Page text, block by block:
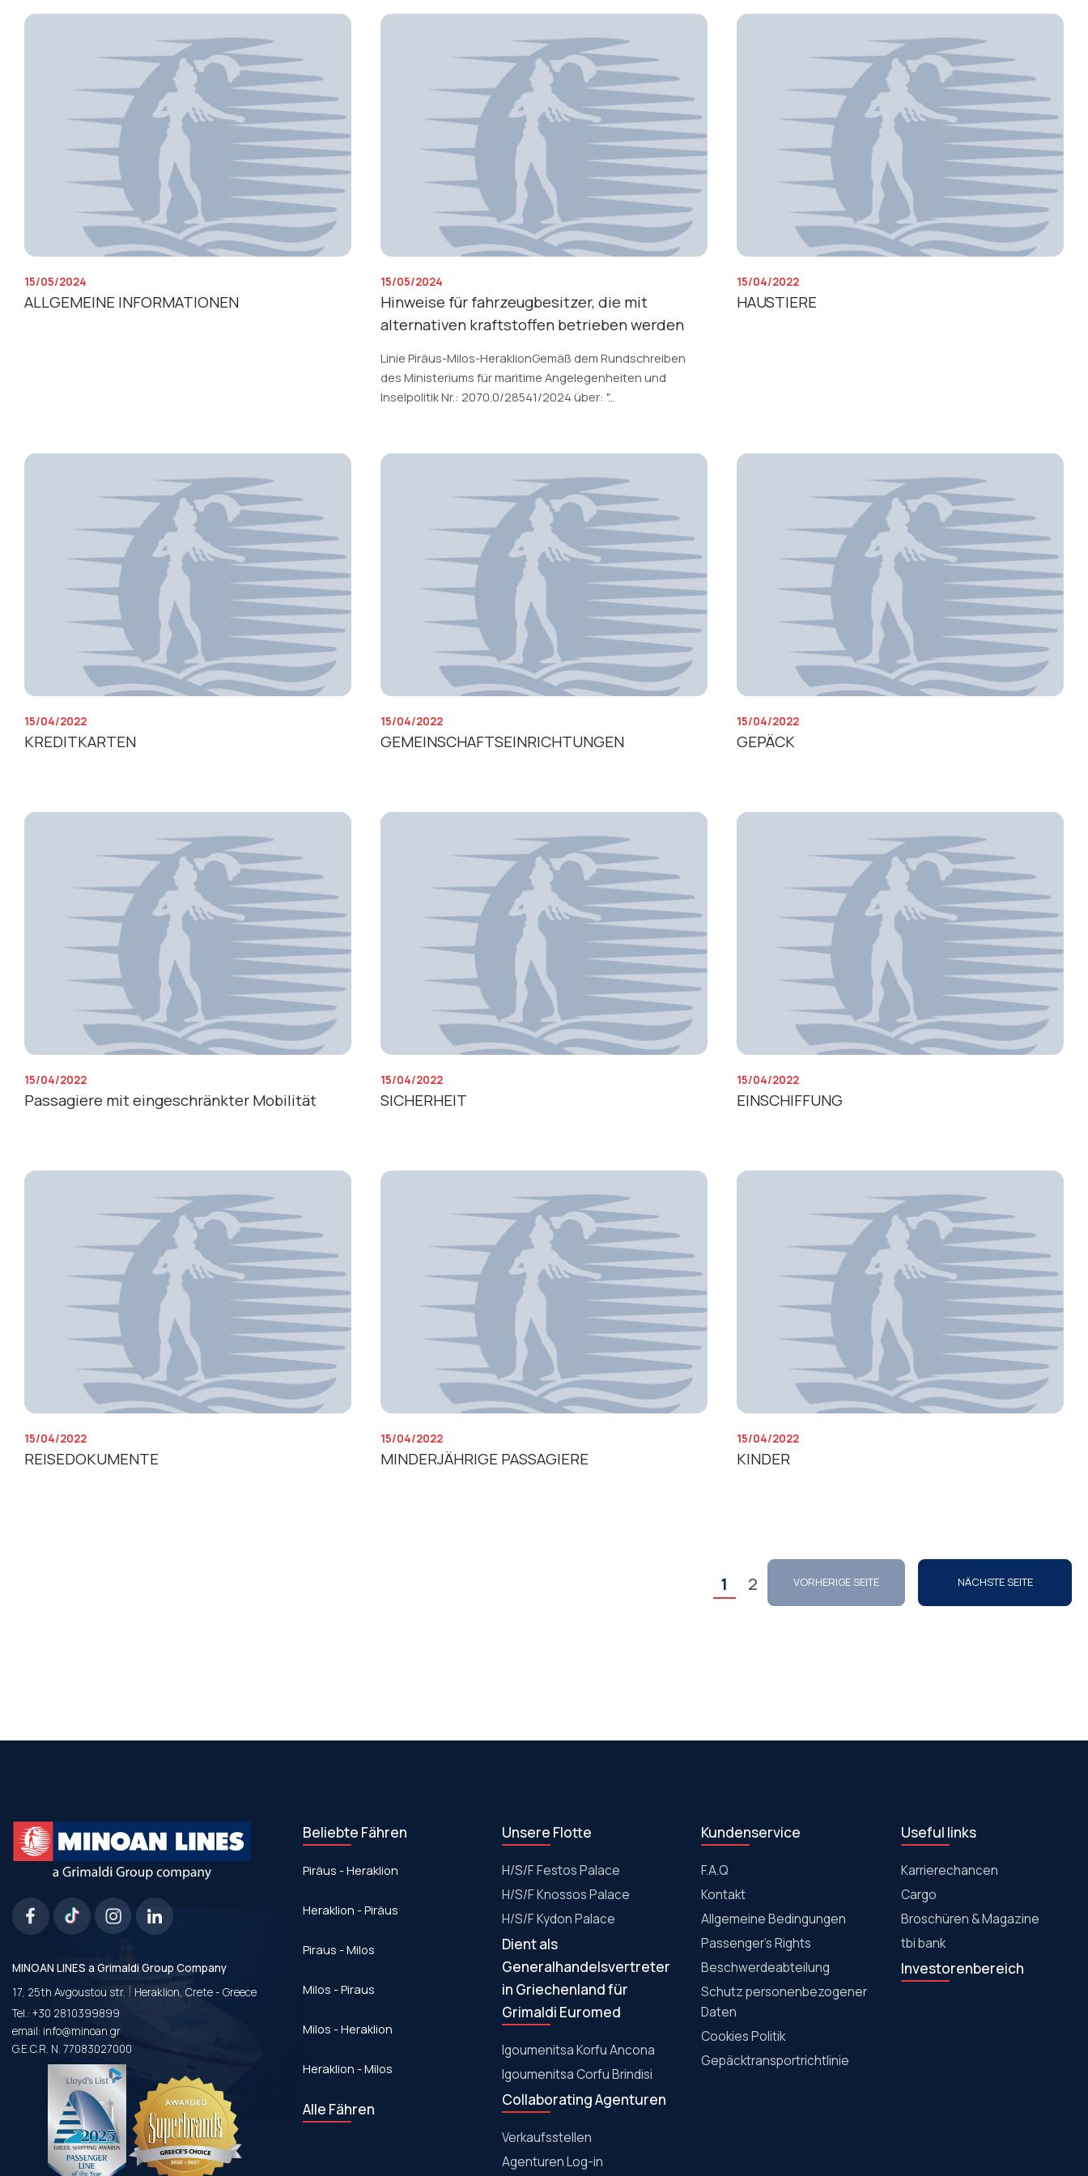
15/05/2024
ALLGEMEINE INFORMATIONEN
15/05/2024
Hinweise für fahrzeugbesitzer, die mit
alternativen kraftstoffen betrieben werden
Linie Piräus-Milos-HeraklionGemäß dem Rundschreiben
des Ministeriums für maritime Angelegenheiten und
Inselpolitik Nr.: 2070.0/28541/2024 über: "...
15/04/2022
HAUSTIERE
15/04/2022
KREDITKARTEN
15/04/2022
GEMEINSCHAFTSEINRICHTUNGEN
15/04/2022
GEPÄCK
15/04/2022
Passagiere mit eingeschränkter Mobilität
15/04/2022
SICHERHEIT
15/04/2022
EINSCHIFFUNG
15/04/2022
REISEDOKUMENTE
15/04/2022
MINDERJÄHRIGE PASSAGIERE
15/04/2022
KINDER
1 2 VORHERIGE SEITE NÄCHSTE SEITE
MINOAN LINES a Grimaldi Group Company
17, 25th Avgoustou str. | Heraklion, Crete - Greece
Tel.: +30 2810399899
email: info@minoan.gr
G.E.C.R. N. 77083027000
Beliebte Fähren
Piräus - Heraklion
Heraklion - Piräus
Piraus - Milos
Milos - Piraus
Milos - Heraklion
Heraklion - Milos
Alle Fähren
Unsere Flotte
Η/S/F Festos Palace
H/S/F Knossos Palace
Η/S/F Kydon Palace
Dient als
Generalhandelsvertreter
in Griechenland für
Grimaldi Euromed
Igoumenitsa Korfu Ancona
Igoumenitsa Corfu Brindisi
Collaborating Agenturen
Verkaufsstellen
Agenturen Log-in
Kundenservice
F.A.Q
Kontakt
Allgemeine Bedingungen
Passenger's Rights
Beschwerdeabteilung
Schutz personenbezogener
Daten
Cookies Politik
Gepäcktransportrichtlinie
Useful links
Karrierechancen
Cargo
Broschüren & Magazine
tbi bank
Investorenbereich